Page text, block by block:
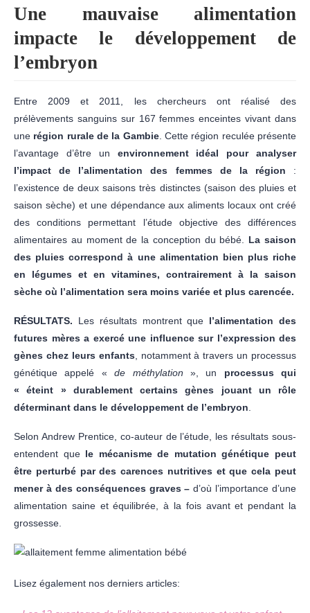
Une mauvaise alimentation
impacte le développement de
l’embryon
Entre 2009 et 2011, les chercheurs ont réalisé des
prélèvements sanguins sur 167 femmes enceintes vivant dans
une région rurale de la Gambie. Cette région reculée présente
l’avantage d’être un environnement idéal pour analyser
l’impact de l’alimentation des femmes de la région :
l’existence de deux saisons très distinctes (saison des pluies et
saison sèche) et une dépendance aux aliments locaux ont créé
des conditions permettant l’étude objective des différences
alimentaires au moment de la conception du bébé. La saison
des pluies correspond à une alimentation bien plus riche
en légumes et en vitamines, contrairement à la saison
sèche où l’alimentation sera moins variée et plus carencée.
RÉSULTATS. Les résultats montrent que l’alimentation des
futures mères a exercé une influence sur l’expression des
gènes chez leurs enfants, notamment à travers un processus
génétique appelé « de méthylation », un processus qui
« éteint » durablement certains gènes jouant un rôle
déterminant dans le développement de l’embryon
Selon Andrew Prentice, co-auteur de l’étude, les résultats sous-
entendent que le mécanisme de mutation génétique peut
être perturbé par des carences nutritives et que cela peut
mener à des conséquences graves – d’où l’importance d’une
alimentation saine et équilibrée, à la fois avant et pendant la
grossesse.
Lisez également nos derniers articles: